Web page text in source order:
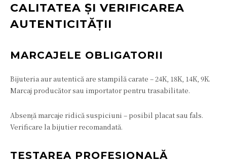
CALITATEA ȘI VERIFICAREA
AUTENTICITĂȚII
MARCAJELE OBLIGATORII
Bijuteria aur autentică are stampilă carate – 24K, 18K, 14K, 9K.
Marcaj producător sau importator pentru trasabilitate.
Absență marcaje ridică suspiciuni – posibil placat sau fals.
Verificare la bijutier recomandată.
TESTAREA PROFESIONALĂ